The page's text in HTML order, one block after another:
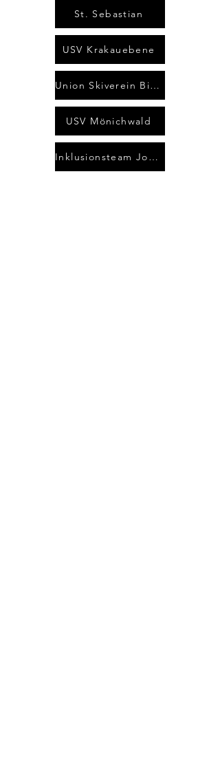
St. Sebastian
USV Krakauebene
Union Skiverein Birkfeld
USV Mönichwald
Inklusionsteam Joglland